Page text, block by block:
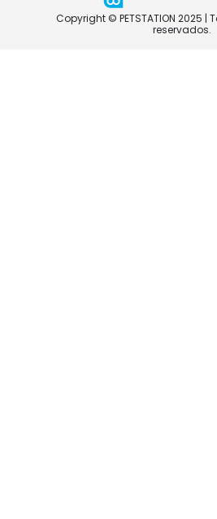
Copyright © PETSTATION 2025 |
reservados.